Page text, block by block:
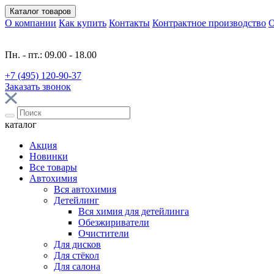
Каталог товаров
О компании Как купить Контакты Контрактное производство
Пн. - пт.: 09.00 - 18.00
+7 (495) 120-90-37
Заказать звонок
каталог
Акция
Новинки
Все товары
Автохимия
Вся автохимия
Детейлинг
Вся химия для детейлинга
Обезжириватели
Очистители
Для дисков
Для стёкол
Для салона